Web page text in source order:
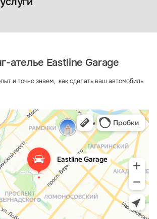
ателье Eastline Garage
и точно знаем, как сделать ваш автомобиль